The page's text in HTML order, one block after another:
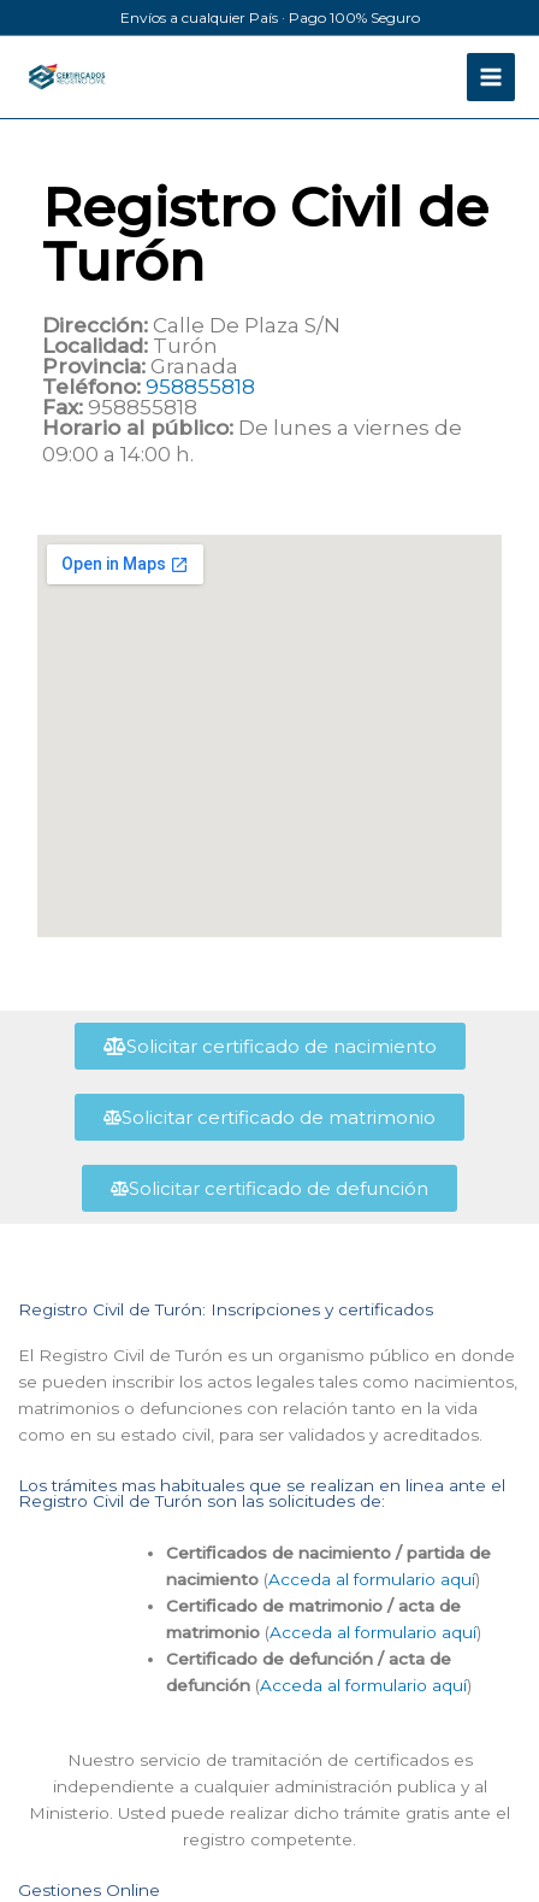
al
contenido
Envíos a cualquier País · Pago 100% Seguro
Registro Civil de
Turón
Dirección: Calle De Plaza S/N
Localidad: Turón
Provincia: Granada
Teléfono: 958855818
Fax: 958855818
Horario al público: De lunes a viernes de
09:00 a 14:00 h.
Solicitar certificado de nacimiento
Solicitar certificado de matrimonio
Solicitar certificado de defunción
Registro Civil de Turón: Inscripciones y certificados
El Registro Civil de Turón es un organismo público en donde
se pueden inscribir los actos legales tales como nacimientos,
matrimonios o defunciones con relación tanto en la vida
como en su estado civil, para ser validados y acreditados.
Los trámites mas habituales que se realizan en linea ante el
Registro Civil de Turón son las solicitudes de:
Certificados de nacimiento / partida de
nacimiento (Acceda al formulario aquí)
Certificado de matrimonio / acta de
matrimonio (Acceda al formulario aquí)
Certificado de defunción / acta de
defunción (Acceda al formulario aquí)
Nuestro servicio de tramitación de certificados es
independiente a cualquier administración publica y al
Ministerio. Usted puede realizar dicho trámite gratis ante el
registro competente.
Gestiones Online